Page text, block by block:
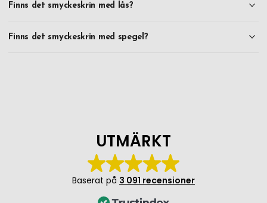
Finns det smyckeskrin med lås?
Finns det smyckeskrin med spegel?